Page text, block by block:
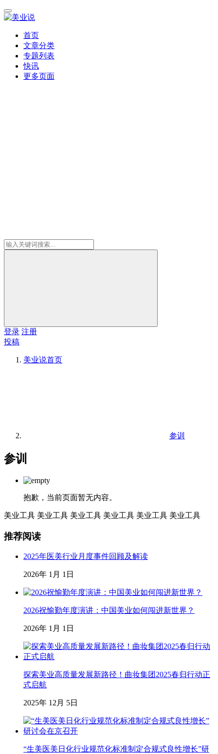
首页
文章分类
专题列表
快讯
更多页面
登录 注册
投稿
美业说首页
参训
参训
抱歉，当前页面暂无内容。
美业工具 美业工具 美业工具 美业工具 美业工具 美业工具
推荐阅读
2025年医美行业月度事件回顾及解读
2026年 1月 1日
2026祝愉勤年度演讲：中国美业如何闯进新世界？
2026年 1月 1日
探索美业高质量发展新路径！曲妆集团2025春归行动正
式启航
2025年 12月 5日
“生美医美日化行业规范化标准制定合规式良性增长”研